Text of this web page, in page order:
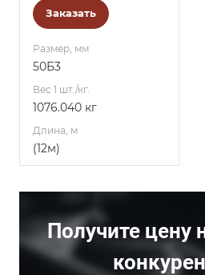
Заказать
Размер, мм
50Б3
Вес 1 шт./кг.
1076.040 кг
Длина, м
(12м)
Получите цену